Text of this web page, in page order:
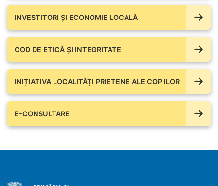
INVESTITORI ȘI ECONOMIE LOCALĂ
COD DE ETICĂ ȘI INTEGRITATE
INIȚIATIVA LOCALITĂȚI PRIETENE ALE COPIILOR
E-CONSULTARE